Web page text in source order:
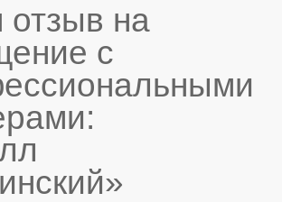
на
с